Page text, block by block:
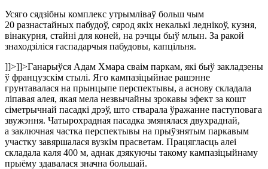
Усяго сядзібны комплекс утрымліваў больш чым
20 разнастайных пабудоў, сярод якіх некалькі леднікоў, кузня,
вінакурня, стайні для коней, на рэчцы быў млын. За ракой
знаходзіліся гаспадарчыя пабудовы, капцільня.
]]>]]>Ганарыўся Адам Хмара сваім паркам, які быў закладзены
ў французскім стылі. Яго кампазіцыйнае рашэнне
грунтавалася на прынцыпе перспектывы, а аснову складала
ліпавая алея, якая мела незвычайны зрокавы эфект за кошт
сіметрычнай пасадкі дрэў, што стварала ўражанне паступовага
звужэння. Чатырохрадная пасадка змянялася двухраднай,
а заключная частка перспектывы на прыўзнятым паркавым
участку завяршалася вузкім прасветам. Працягласць алеі
складала каля 400 м, аднак дзякуючы такому кампазіцыйнаму
прыёму здавалася значна большай.